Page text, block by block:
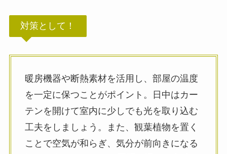
対策として！
暖房機器や断熱素材を活用し、部屋の温度
を一定に保つことがポイント。日中はカー
テンを開けて室内に少しでも光を取り込む
工夫をしましょう。また、観葉植物を置く
ことで空気が和らぎ、気分が前向きになる